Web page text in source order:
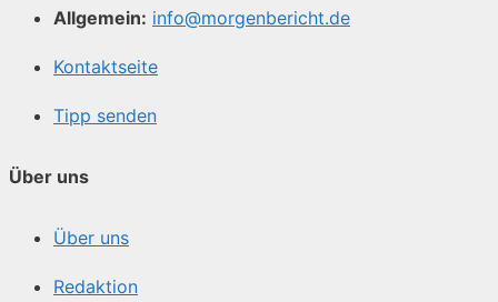
Allgemein: info@morgenbericht.de
Kontaktseite
Tipp senden
Über uns
Über uns
Redaktion